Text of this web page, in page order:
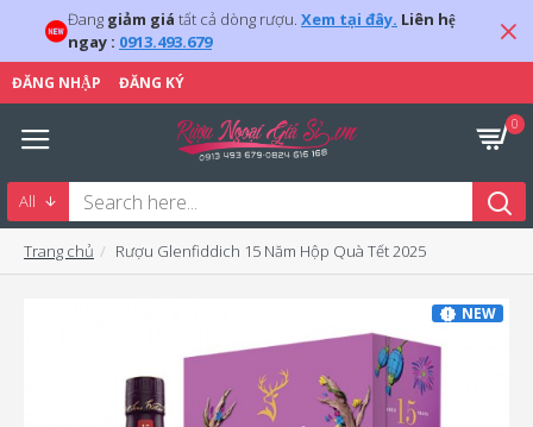
Đang giảm giá tất cả dòng rượu. Xem tại đây. Liên hệ
ngay : 0913.493.679
ĐĂNG NHẬP ĐĂNG KÝ
0
All
Trang chủ Rượu Glenfiddich 15 Năm Hộp Quà Tết 2025
NEW